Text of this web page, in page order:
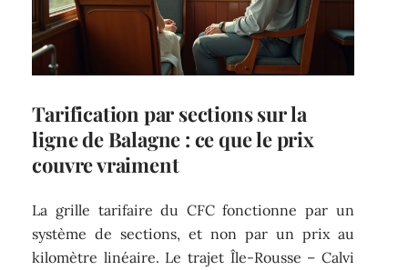
Tarification par sections sur la
ligne de Balagne : ce que le prix
couvre vraiment
La grille tarifaire du CFC fonctionne par un
système de sections, et non par un prix au
kilomètre linéaire. Le trajet Île-Rousse – Calvi